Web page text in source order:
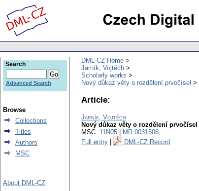
DML-CZ Home
Jarník, Vojtěch
Scholarly works
Nový důkaz věty o rozdělení prvočísel
Article:
Jarník, Vojtěch
Nový důkaz věty o rozdělení prvočísel
MSC: 11N05
MR 0031506
Full entry
DML-CZ Record
Search
Advanced Search
Browse
Collections
Titles
Authors
MSC
About DML-CZ